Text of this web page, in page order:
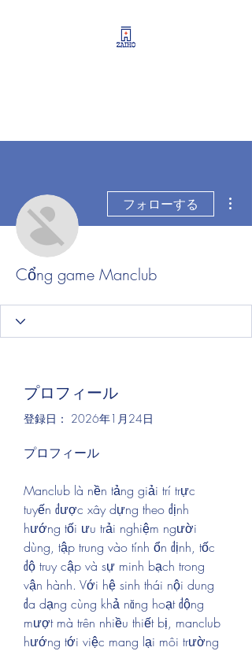
フォローする
Cổng game Manclub
プロフィール
登録日： 2026年1月24日
プロフィール
Manclub là nền tảng giải trí trực
tuyến được xây dựng theo định
hướng tối ưu trải nghiệm người
dùng, tập trung vào tính ổn định, tốc
độ truy cập và sự minh bạch trong
vận hành. Với hệ sinh thái nội dung
đa dạng cùng khả năng hoạt động
mượt mà trên nhiều thiết bị, manclub
hướng tới việc mang lại môi trường